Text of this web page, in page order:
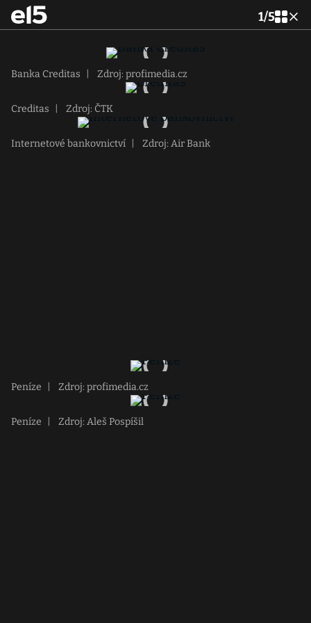
1/5
Banka Creditas Zdroj: profimedia.cz
Creditas Zdroj: ČTK
Internetové bankovnictví Zdroj: Air Bank
Peníze Zdroj: profimedia.cz
Peníze Zdroj: Aleš Pospíšil